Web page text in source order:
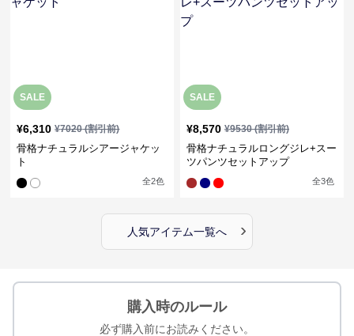
SALE
¥6,310 ¥7020(割引前)
骨格ナチュラルシアージャケッ
ト
全2色
SALE
¥8,570 ¥9530(割引前)
骨格ナチュラルロングジレ+スー
ツパンツセットアップ
全3色
人気アイテム一覧へ ›
購入時のルール
必ず購入前にお読みください。